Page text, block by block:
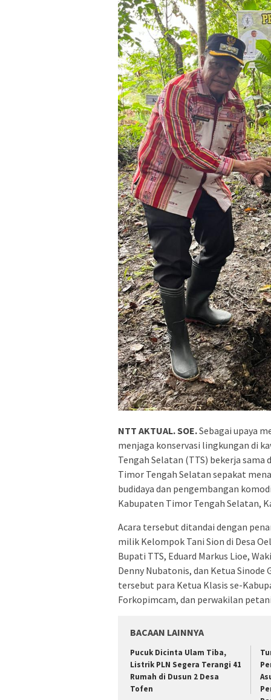
NTT AKTUAL. SOE.Sebagai upaya
menjaga konservasi lingkungan di
Tengah Selatan (TTS) bekerja sama
Timor Tengah Selatan sepakat
budidaya dan pengembangan
Kabupaten Timor Tengah Selatan,
Acara tersebut ditandai dengan
milik Kelompok Tani Sion di Desa
Bupati TTS, Eduard Markus Lioe,
Denny Nubatonis, dan Ketua Sinode
tersebut para Ketua Klasis se-
Forkopimcam, dan perwakilan
BACAAN LAINNYA
Pucuk Dicinta Ulam Tiba,
Listrik PLN Segera Terangi 41
Rumah di Dusun 2 Desa
Tofen